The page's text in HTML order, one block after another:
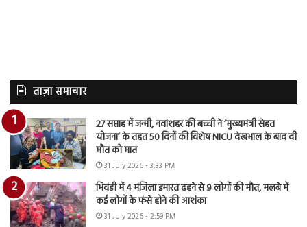
ताज़ा समाचार
27 सप्ताह में जन्मी, नवांशहर की बच्ची ने ‘मुख्यमंत्री सेहत
योजना’ के तहत 50 दिनों की विशेष NICU देखभाल के बाद दी
मौत को मात
31 July 2026 - 3:33 PM
भिवंडी में 4 मंजिला इमारत ढहने से 9 लोगों की मौत, मलबे में
कई लोगों के फंसे होने की आशंका
31 July 2026 - 2:59 PM